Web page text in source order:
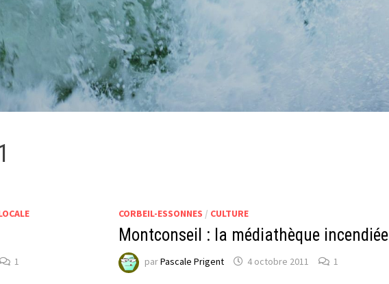
1
CORBEIL-ESSONNES / CULTURE
Montconseil : la médiathèque incendiée
parPascale Prigent 4 octobre 2011 1